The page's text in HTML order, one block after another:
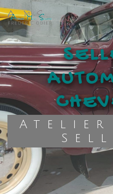
SELLERIE
Atelier Multi-
Panneau de gestion des